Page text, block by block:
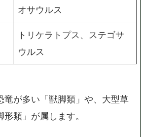
オサウルス
トリケラトプス、ステゴサ
ウルス
竜が多い「獣脚類」や、大型草
類」が属します。